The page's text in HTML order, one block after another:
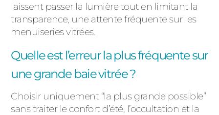
laissent passer la lumière tout en limitant la
transparence, une attente fréquente sur les
menuiseries vitrées.
Quelle est l’erreur la plus fréquente sur
une grande baie vitrée ?
Choisir uniquement “la plus grande possible”
sans traiter le confort d’été, l’occultation et la